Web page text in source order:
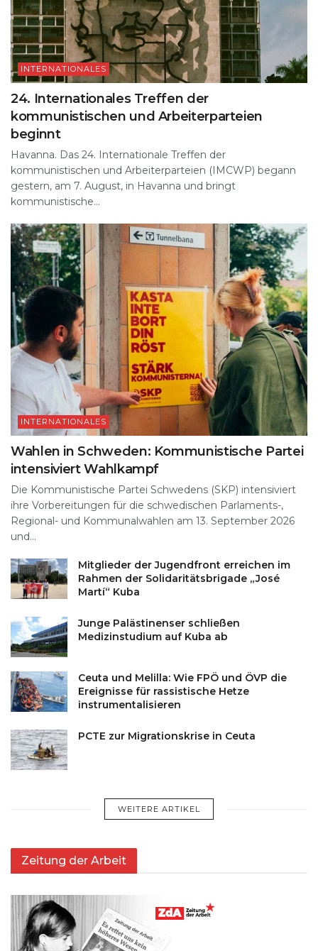
INTERNATIONALES
24. Internationales Treffen der
kommunistischen und Arbeiterparteien
beginnt
Havanna. Das 24. Internationale Treffen der
kommunistischen und Arbeiterparteien (IMCWP) begann
gestern, am 7. August, in Havanna und bringt
kommunistische...
INTERNATIONALES
Wahlen in Schweden: Kommunistische Partei
intensiviert Wahlkampf
Die Kommunistische Partei Schwedens (SKP) intensiviert
ihre Vorbereitungen für die schwedischen Parlaments-,
Regional- und Kommunalwahlen am 13. September 2026
und...
Mitglieder der Jugendfront erreichen im
Rahmen der Solidaritätsbrigade „José
Martí“ Kuba
Junge Palästinenser schließen
Medizinstudium auf Kuba ab
Ceuta und Melilla: Wie FPÖ und ÖVP die
Ereignisse für rassistische Hetze
instrumentalisieren
PCTE zur Migrationskrise in Ceuta
WEITERE ARTIKEL
Zeitung der Arbeit